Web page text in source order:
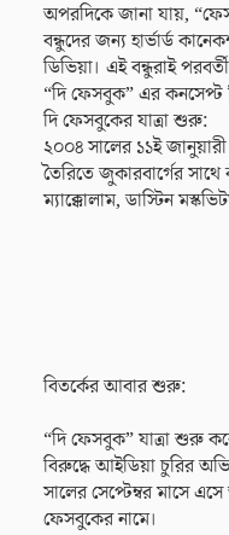
অপরদিকে জানা যায়,
বন্ধুদের জন্য হার্ভার্ড
ডিভিয়া। এই বন্ধুরাই
“দি ফেসবুক” এর কনসেপ্ট
দি ফেসবুকের যাত্রা শুরু:
২০০৪ সালের ১১ই
তৈরিতে জুকারবার্গের
ম্যাক্কোলাম, ডাস্টিন
বিতর্কের আবার শুরু:
“দি ফেসবুক” যাত্রা শুরু
বিরুদ্ধে আইডিয়া চুরির
সালের সেপ্টেম্বর মাসে
ফেসবুকের নামে।